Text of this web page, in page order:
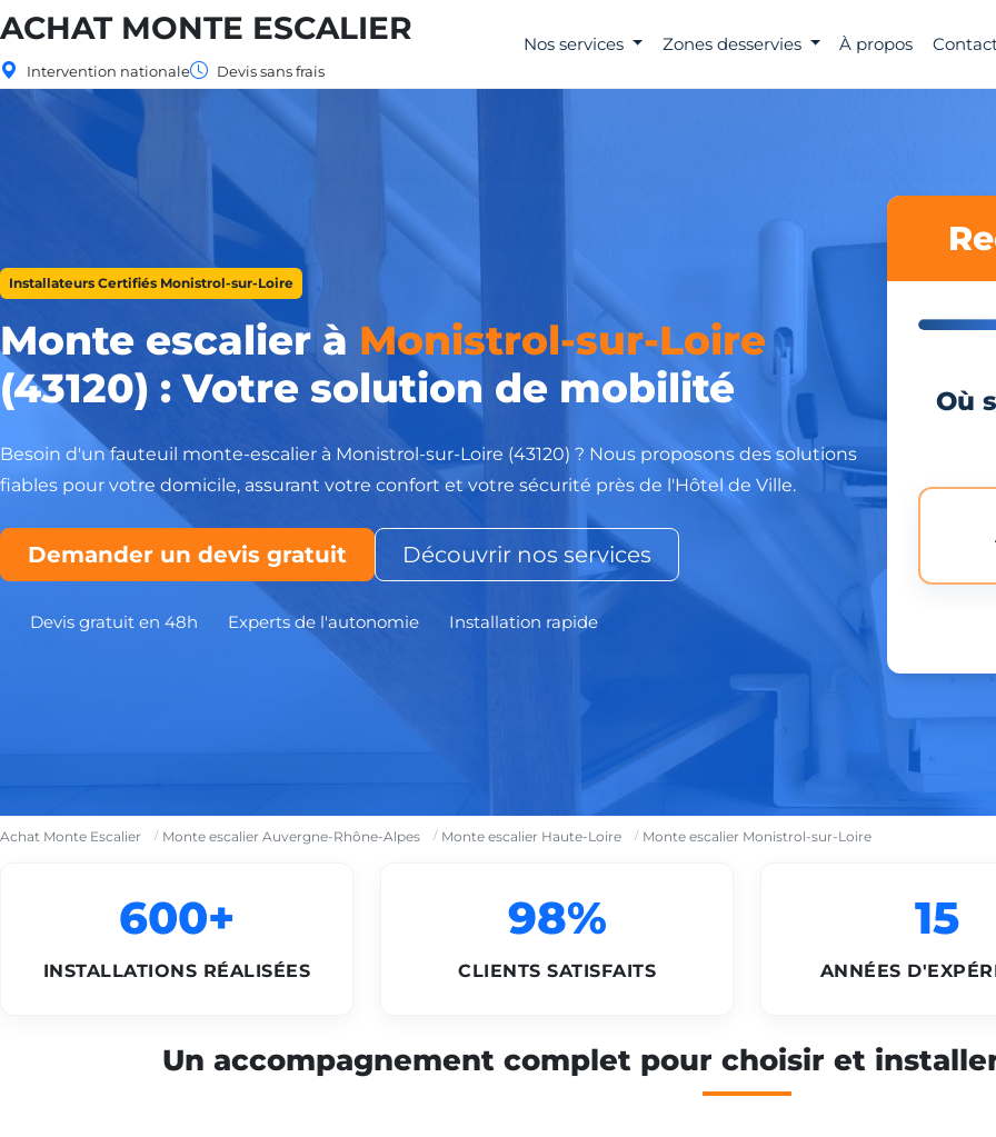
ACHAT MONTE ESCALIER
Intervention nationale Devis sans frais
Nos services Zones desservies À propos
Installateurs Certifiés Monistrol-sur-Loire
Monte escalier à Monistrol-sur-Loire
(43120) : Votre solution de mobilité
Besoin d'un fauteuil monte-escalier à Monistrol-sur-Loire (43120) ? Nous proposons des solutions
fiables pour votre domicile, assurant votre confort et votre sécurité près de l'Hôtel de Ville.
Demander un devis gratuit Découvrir nos services
Devis gratuit en 48h Experts de l'autonomie Installation rapide
Où
Achat Monte Escalier Monte escalier Auvergne-Rhône-Alpes Monte escalier Haute-Loire Monte escalier Monistrol-sur-Loire
600+
INSTALLATIONS RÉALISÉES
98%
CLIENTS SATISFAITS
15
ANNÉES
Un accompagnement complet pour choisir et